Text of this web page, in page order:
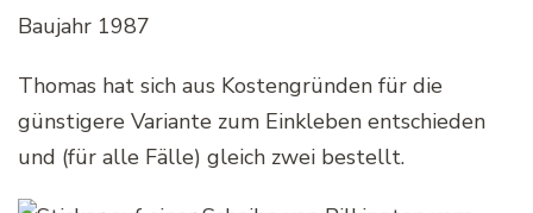
Baujahr 1987
Thomas hat sich aus Kostengründen für die
günstigere Variante zum Einkleben entschieden
und (für alle Fälle) gleich zwei bestellt.